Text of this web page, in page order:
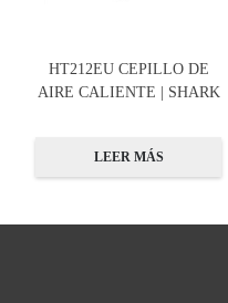
HT212EU CEPILLO DE
AIRE CALIENTE | SHARK
LEER MÁS